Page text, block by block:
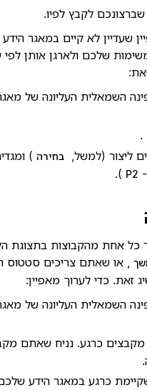
לקבץ לפיו.
שעדיין לא קיים במאגר
שלכם ולארגן אותן לפי
השמאלית העליונה של
.
ליצור (למשל,
בחירה )
P2
).
כל אחת מהקבוצות בתצוגת
, או שאתם צריכים
זאת. כדי לערוך מאפיין:
השמאלית העליונה של
כרגע. נניח שאתם
כרגע במאגר הידע